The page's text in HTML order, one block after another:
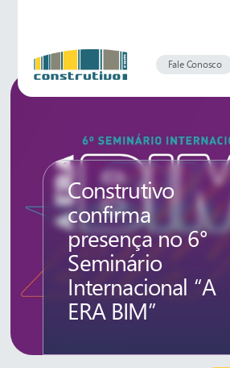
Fale Conosco
Construtivo
confirma
presença no 6°
Seminário
Internacional “A
ERA BIM”